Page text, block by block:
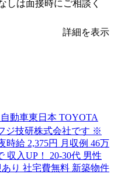
しは面接時にご相談く
詳細を表示